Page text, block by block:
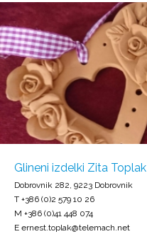
Glineni izdelki Zita Toplak
Dobrovnik 282, 9223 Dobrovnik
T +386 (0)2 579 10 26
M +386 (0)41 448 074
E ernest.toplak@telemach.net